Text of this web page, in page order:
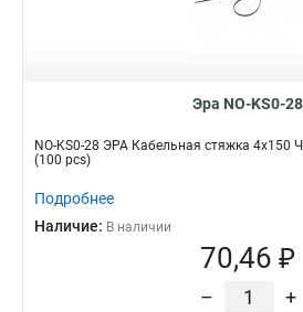
Эра NO-KS0-28
NO-KS0-28 ЭРА Кабельная стяжка 4х150
(100 pcs)
Подробнее
Наличие: В наличии
70,46 ₽
– +